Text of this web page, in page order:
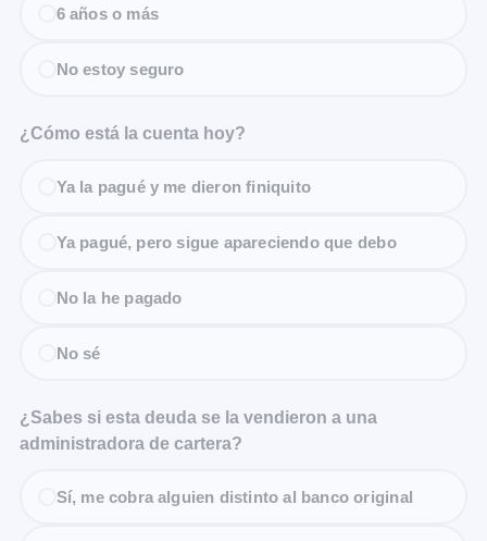
6 años o más
No estoy seguro
¿Cómo está la cuenta hoy?
Ya la pagué y me dieron finiquito
Ya pagué, pero sigue apareciendo que debo
No la he pagado
No sé
¿Sabes si esta deuda se la vendieron a una
administradora de cartera?
Sí, me cobra alguien distinto al banco original